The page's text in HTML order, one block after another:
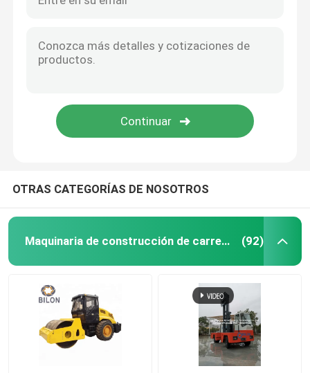
rafadoras de subterráneo
Motor eléctrico de corriente alterna
OTRAS CATEGORÍAS DE NOSOTROS
Maquinaria de construcción de carreteras (92)